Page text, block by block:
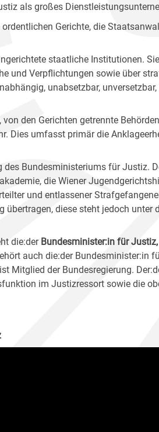
als großes
Gerichte, die
staatliche Institutionen.
und Verpflichtungen sowie über
unabsetzbar,
von den Gerichten getrennte
Dies umfasst primär die
des Bundesministeriums für Justiz.
die Wiener
und entlassener
übertragen, diese steht jedoch
die:der Bundesminister:in für Justiz,
auch die:der Bundesminister:in
Mitglied der Bundesregierung.
im Justizressort sowie die